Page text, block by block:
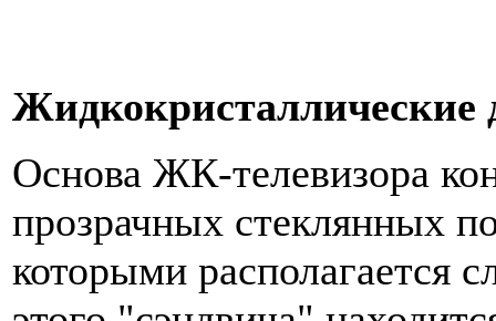
Жидкокристаллические
Основа ЖК-телевизора
прозрачных стеклянных
которыми располагается